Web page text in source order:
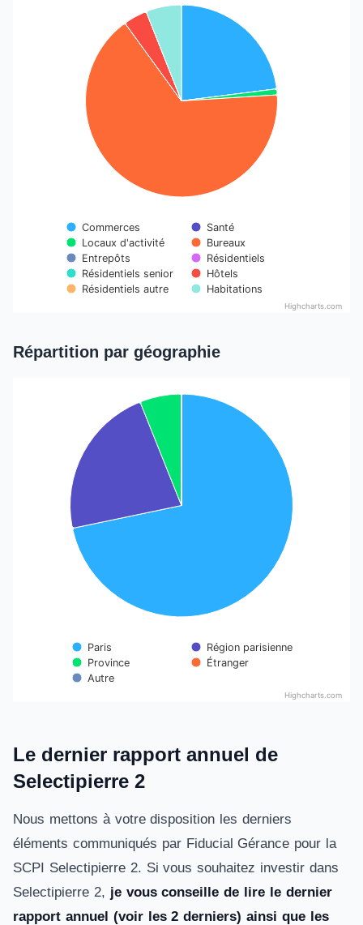
Pie chart with 10 slices.
Commerces
Santé
Locaux d'activité
Bureaux
Entrepôts
Résidentiels
Résidentiels senior
Hôtels
Résidentiels autre
Habitations
Highcharts.com
Répartition par géographie
Pie chart with 5 slices.
Paris
Région parisienne
Province
Étranger
Autre
Highcharts.com
Le dernier rapport annuel de
Selectipierre 2
Nous mettons à votre disposition les derniers
éléments communiqués par Fiducial Gérance pour la
SCPI Selectipierre 2. Si vous souhaitez investir dans
Selectipierre 2, je vous conseille de lire le dernier
rapport annuel (voir les 2 derniers) ainsi que les